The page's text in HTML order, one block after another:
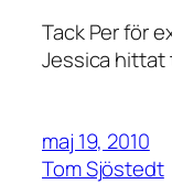
Tack Per för
Jessica hittat
maj 19, 2010
Tom Sjöstedt